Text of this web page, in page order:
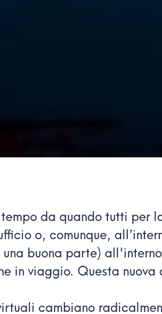
da quando tutti per
o, comunque,
una buona parte)
in viaggio. Questa nuova
virtuali cambiano